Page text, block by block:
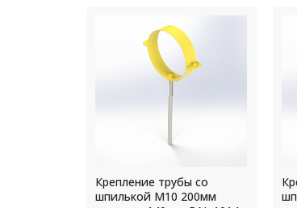
Крепление трубы со
шпилькой М10 200мм